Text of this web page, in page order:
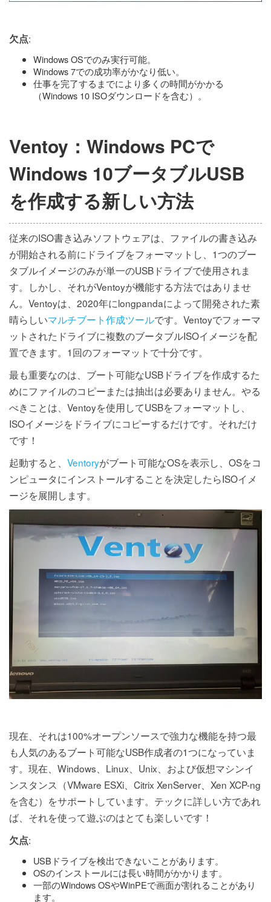
欠点:
Windows OSでのみ実行可能。
Windows 7での成功率がかなり低い。
仕事を完了するまでにより多くの時間がかかる
（Windows 10 ISOダウンロードを含む）。
Ventoy：Windows PCで
Windows 10ブータブルUSB
を作成する新しい方法
従来のISO書き込みソフトウェアは、ファイルの書き込み
が開始される前にドライブをフォーマットし、1つのブー
タブルイメージのみが単一のUSBドライブで使用されま
す。しかし、それがVentoyが機能する方法ではありませ
ん。Ventoyは、2020年にlongpandaによって開発された素
晴らしいマルチブート作成ツールです。Ventoyでフォーマ
ットされたドライブに複数のブータブルISOイメージを配
置できます。1回のフォーマットで十分です。
最も重要なのは、ブート可能なUSBドライブを作成するた
めにファイルのコピーまたは抽出は必要ありません。やる
べきことは、Ventoyを使用してUSBをフォーマットし、
ISOイメージをドライブにコピーするだけです。それだけ
です！
起動すると、 Ventoryがブート可能なOSを表示し、OSをコ
ンピュータにインストールすることを決定したらISOイメ
ージを展開します。
現在、それは100%オープンソースで強力な機能を持つ最
も人気のあるブート可能なUSB作成者の1つになっていま
す。現在、Windows、Linux、Unix、および仮想マシンイ
ンスタンス（VMware ESXi、Citrix XenServer、Xen XCP-ng
を含む）をサポートしています。テックに詳しい方であれ
ば、それを使って遊ぶのはとても楽しいです！
欠点:
USBドライブを検出できないことがあります。
OSのインストールには長い時間がかかります。
一部のWindows OSやWinPEで画面が割れることがあり
ます。